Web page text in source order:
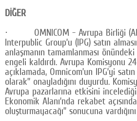
DİĞER
· OMNICOM - Avrupa Birliği
Interpublic Group’u (IPG) satın
anlaşmanın tamamlanması
engeli kaldırdı. Avrupa Komisyonu 24
açıklamada, Omnicom’un IPG’yi satın
olarak” onayladığını duyurdu.
Avrupa pazarlarına etkisini
Ekonomik Alanı’nda rekabet
oluşturmayacağı” sonucuna